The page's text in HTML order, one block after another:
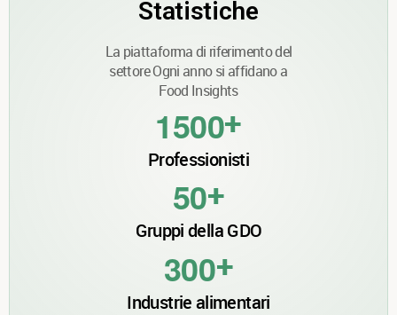
Statistiche
La piattaforma di riferimento del
settore Ogni anno si affidano a
Food Insights
1500+
Professionisti
50+
Gruppi della GDO
300+
Industrie alimentari